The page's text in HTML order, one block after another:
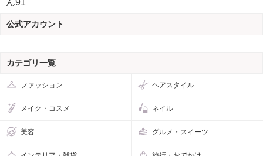
公式アカウント
カテゴリ一覧
ファッション ヘアスタイル
メイク・コスメ ネイル
美容 グルメ・スイーツ